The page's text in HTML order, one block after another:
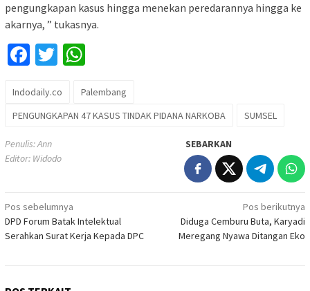
pengungkapan kasus hingga menekan peredarannya hingga ke
akarnya, ” tukasnya.
Facebook
Twitter
Indodaily.co
Palembang
PENGUNGKAPAN 47 KASUS TINDAK PIDANA NARKOBA
SUMSEL
Penulis: Ann
Editor: Widodo
SEBARKAN
Navigasi
pos
Pos sebelumnya
DPD Forum Batak Intelektual
Serahkan Surat Kerja Kepada DPC
Pos berikutnya
Diduga Cemburu Buta, Karyadi
Meregang Nyawa Ditangan Eko